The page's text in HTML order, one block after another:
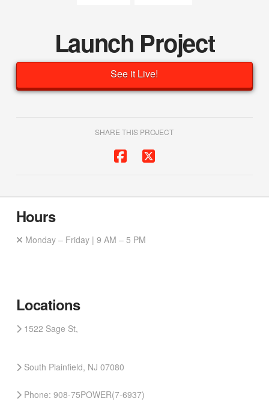
Launch Project
See it Live!
SHARE THIS PROJECT
Hours
Monday – Friday | 9 AM – 5 PM
Locations
1522 Sage St,
South Plainfield, NJ 07080
Phone: 908-75POWER(7-6937)